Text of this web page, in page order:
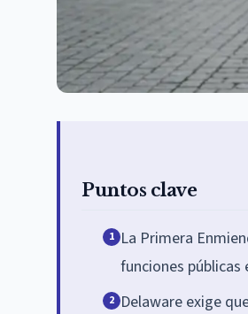
Puntos clave
1 La Primera
funciones
2 Delaware exige